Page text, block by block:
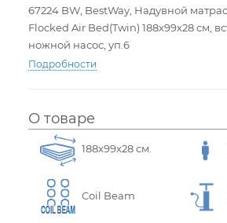
67224 BW, BestWay, Надувной
Flocked Air Bed(Twin) 188х99х28 см,
ножной насос, уп.6
Подробности
О товаре
188x99x28 см.
Coil Beam